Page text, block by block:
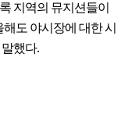
지역의 뮤지션들이
도 야시장에 대한 시
했다.